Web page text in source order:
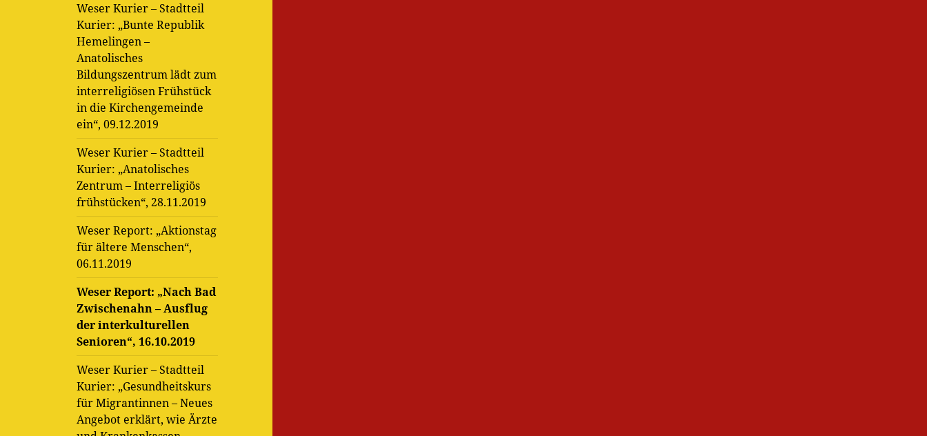
Weser Kurier – Stadtteil
Kurier: „Bunte Republik
Hemelingen –
Anatolisches
Bildungszentrum lädt zum
interreligiösen Frühstück
in die Kirchengemeinde
ein“, 09.12.2019
Weser Kurier – Stadtteil
Kurier: „Anatolisches
Zentrum – Interreligiös
frühstücken“, 28.11.2019
Weser Report: „Aktionstag
für ältere Menschen“,
06.11.2019
Weser Report: „Nach Bad
Zwischenahn – Ausflug
der interkulturellen
Senioren“, 16.10.2019
Weser Kurier – Stadtteil
Kurier: „Gesundheitskurs
für Migrantinnen – Neues
Angebot erklärt, wie Ärzte